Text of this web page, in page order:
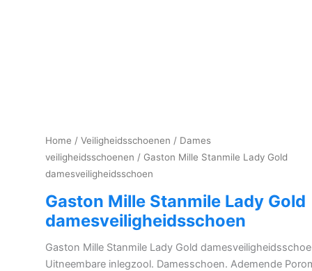
Home / Veiligheidsschoenen / Dames
veiligheidsschoenen / Gaston Mille Stanmile Lady Gold
damesveiligheidsschoen
Gaston Mille Stanmile Lady Gold
damesveiligheidsschoen
Gaston Mille Stanmile Lady Gold
Uitneembare inlegzool. Damesschoen. Ademende